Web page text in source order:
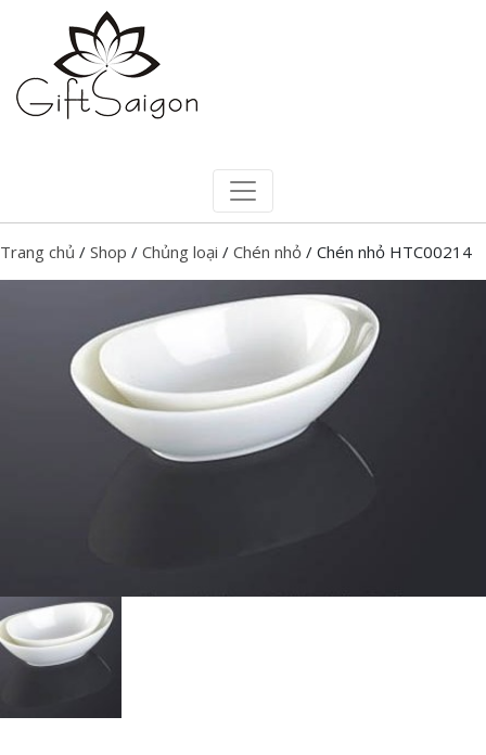
Trang chủ / Shop / Chủng loại / Chén nhỏ / Chén nhỏ HTC00214